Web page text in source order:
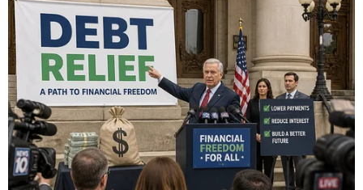
Đối tượng Hồ Thanh Sang tại Cơ quan Cảnh sát điều tra Công
an tỉnh Phú Yên. (Ảnh: TTXVN phát)
Ngày 18/1, Cơ quan Cảnh sát Điều tra thuộc
Công an tỉnh Phú Yên cho biết đã tống đạt quyết
định khởi tố vụ án, khởi tố bị can đối với Hồ